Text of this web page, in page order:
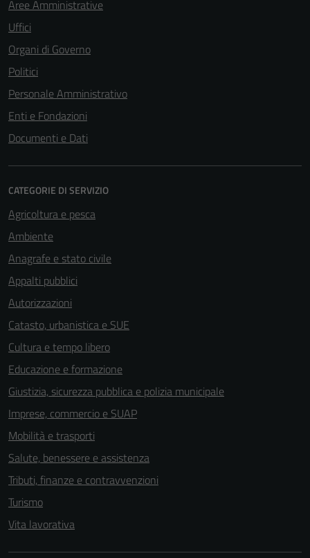
Aree Amministrative
Uffici
Organi di Governo
Politici
Personale Amministrativo
Enti e Fondazioni
Documenti e Dati
CATEGORIE DI SERVIZIO
Agricoltura e pesca
Ambiente
Anagrafe e stato civile
Appalti pubblici
Autorizzazioni
Catasto, urbanistica e SUE
Cultura e tempo libero
Educazione e formazione
Giustizia, sicurezza pubblica e polizia municipale
Imprese, commercio e SUAP
Mobilità e trasporti
Salute, benessere e assistenza
Tributi, finanze e contravvenzioni
Turismo
Vita lavorativa